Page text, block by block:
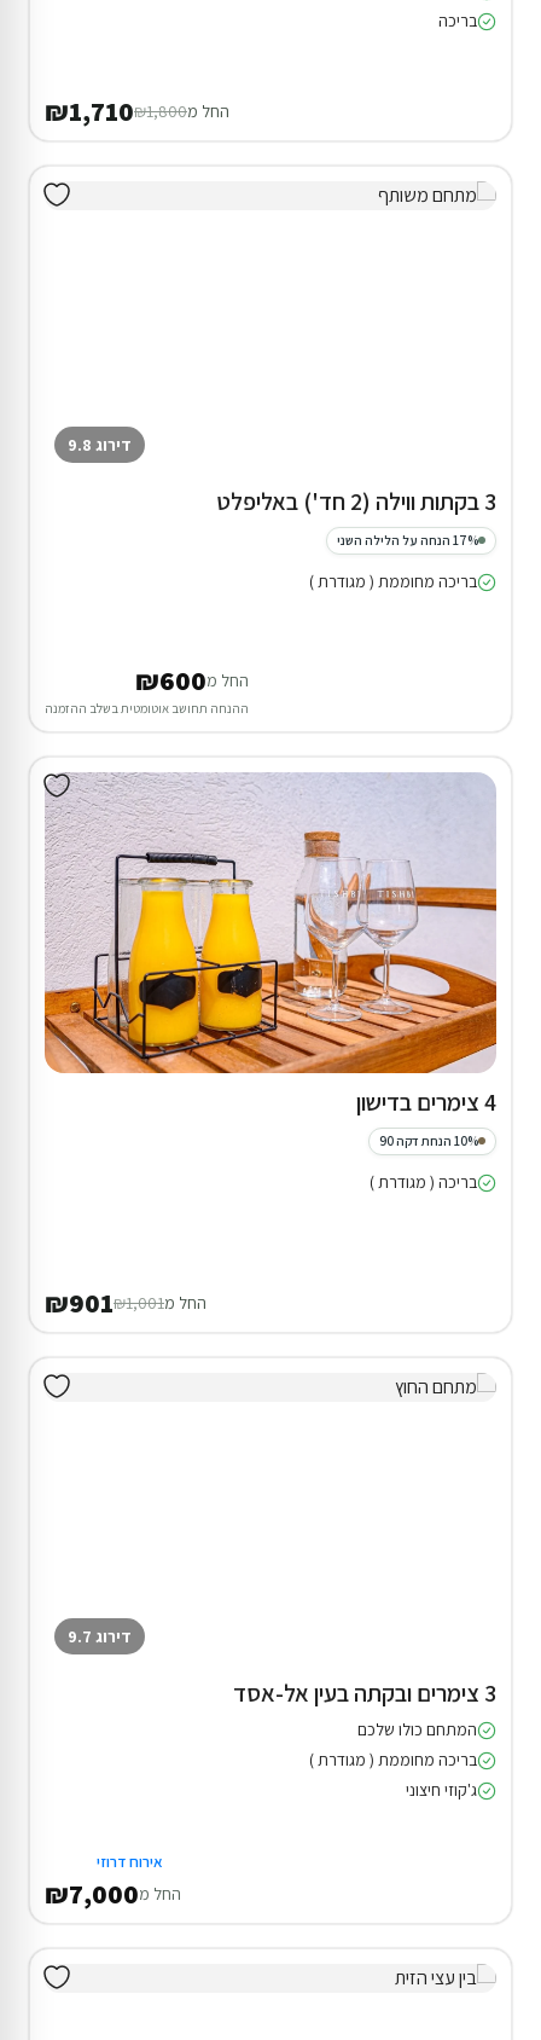
בריכה
החל מ₪1,800
₪1,710
דירוג 9.8
3 בקתות ווילה (2 חד') באליפלט
17% הנחה על הלילה השני
בריכה מחוממת ( מגודרת )
החל מ₪600
ההנחה תחושב אוטומטית בשלב ההזמנה
4 צימרים בדישון
10% הנחת דקה 90
בריכה ( מגודרת )
החל מ₪1,001
₪901
דירוג 9.7
3 צימרים ובקתה בעין אל-אסד
המתחם כולו שלכם
בריכה מחוממת ( מגודרת )
ג'קוזי חיצוני
אירוח דרוזי
החל מ₪7,000